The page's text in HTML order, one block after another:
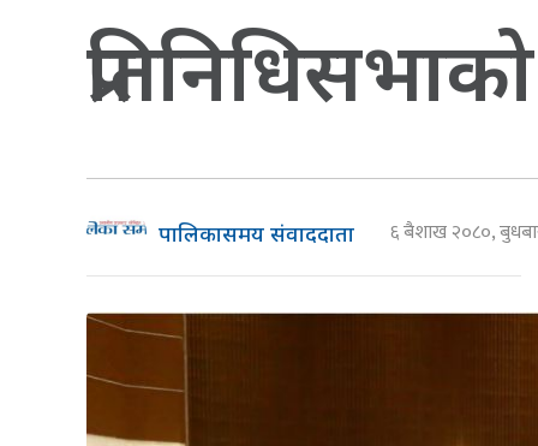
पालिकासमय संवाददाता ६ बैशाख २०८०,